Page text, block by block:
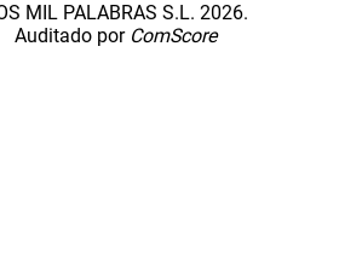
MIL PALABRAS S.L. 2026.
Auditado por ComScore